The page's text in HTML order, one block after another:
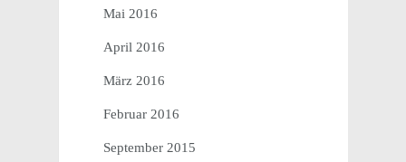
Mai 2016
April 2016
März 2016
Februar 2016
September 2015